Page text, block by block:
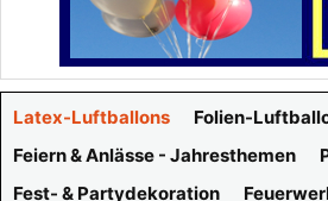
Latex-Luftballons Folien-
Feiern & Anlässe - Jahresthemen
Fest- & Partydekoration